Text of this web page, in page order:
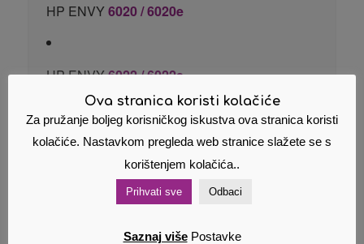
HP ENVY6020 / 6020e
HP ENVY6022 / 6022e
HP ENVY6030 / 6030e
6032 / 6032e
Ova stranica koristi kolačiće
Za pružanje boljeg korisničkog iskustva ova stranica koristi
kolačiće. Nastavkom pregleda web stranice slažete se s
korištenjem kolačića..
Prihvati sve Odbaci
Saznaj više Postavke